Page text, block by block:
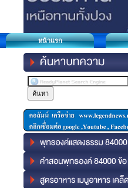
หน้าแรก